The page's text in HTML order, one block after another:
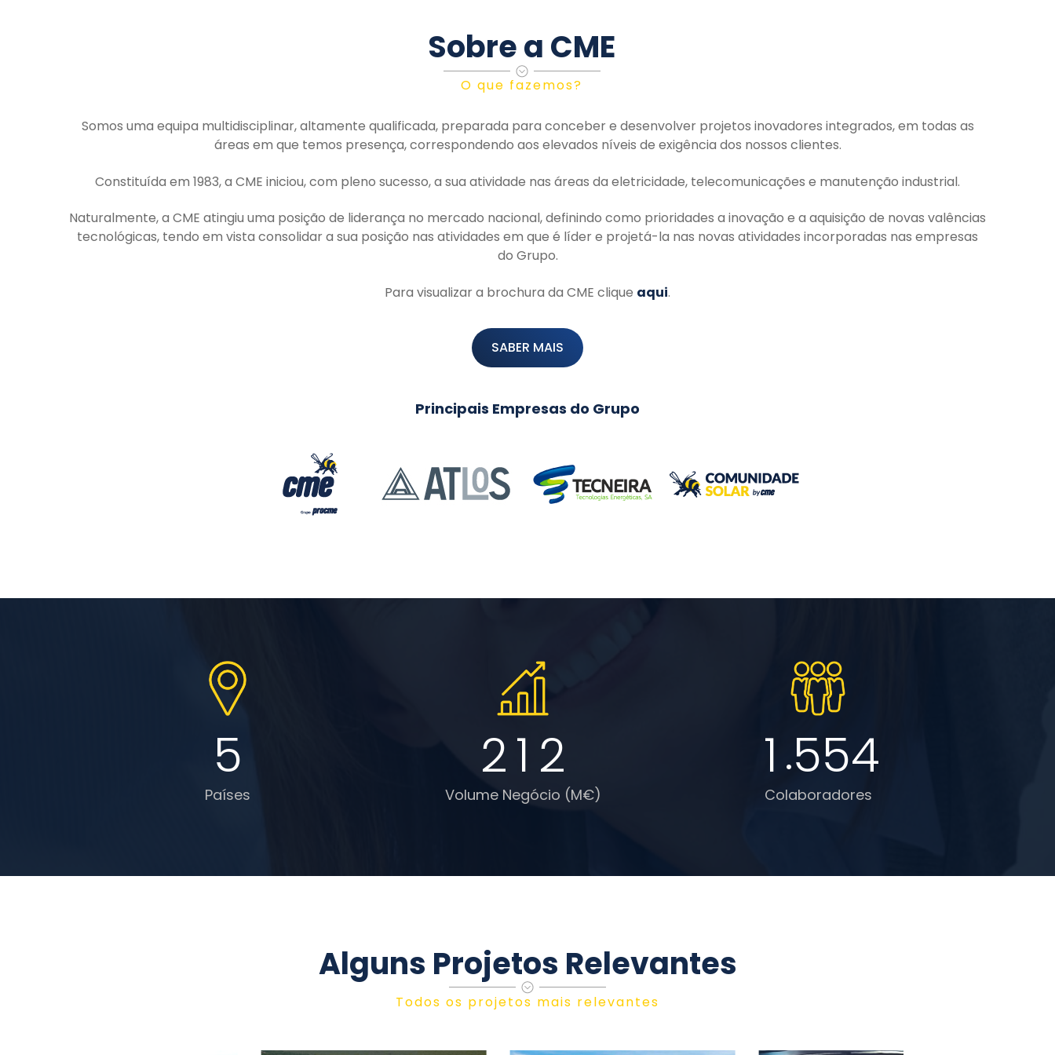
Sobre a CME
O que fazemos?
Somos uma equipa multidisciplinar, altamente qualificada, preparada para conceber e desenvolver projetos inovadores integrados, em todas as
áreas em que temos presença, correspondendo aos elevados níveis de exigência dos nossos clientes.
Constituída em 1983, a CME iniciou, com pleno sucesso, a sua atividade nas áreas da eletricidade, telecomunicações e manutenção industrial.
Naturalmente, a CME atingiu uma posição de liderança no mercado nacional, definindo como prioridades a inovação e a aquisição de novas valências
tecnológicas, tendo em vista consolidar a sua posição nas atividades em que é líder e projetá-la nas novas atividades incorporadas nas empresas
do Grupo.
Para visualizar a brochura da CME clique aqui.
SABER MAIS
Principais Empresas do Grupo
5
Países
21 2
Volume Negócio (M€)
1.554
Colaboradores
Alguns Projetos Relevantes
Todos os projetos mais relevantes